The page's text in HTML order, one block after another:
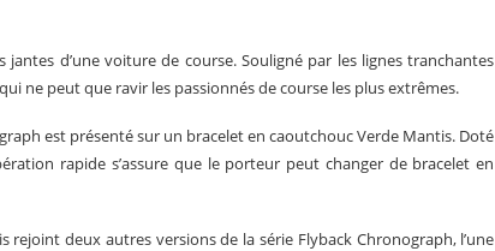
d’une voiture de course. Souligné par les lignes tranchantes
ne peut que ravir les passionnés de course les plus extrêmes.
est présenté sur un bracelet en caoutchouc Verde Mantis. Doté
rapide s’assure que le porteur peut changer de bracelet en
deux autres versions de la série Flyback Chronograph, l’une